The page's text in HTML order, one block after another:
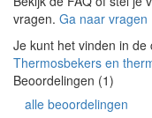
vragen. Ga naar vragen
Je kunt het vinden in de
Thermosbekers en
Beoordelingen (1)
alle beoordelingen